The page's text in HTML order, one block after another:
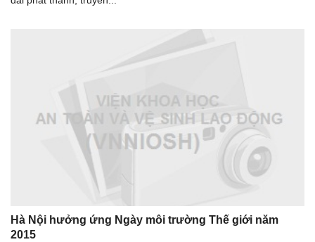
Hà Nội hưởng ứng Ngày môi trường Thế giới năm
2015